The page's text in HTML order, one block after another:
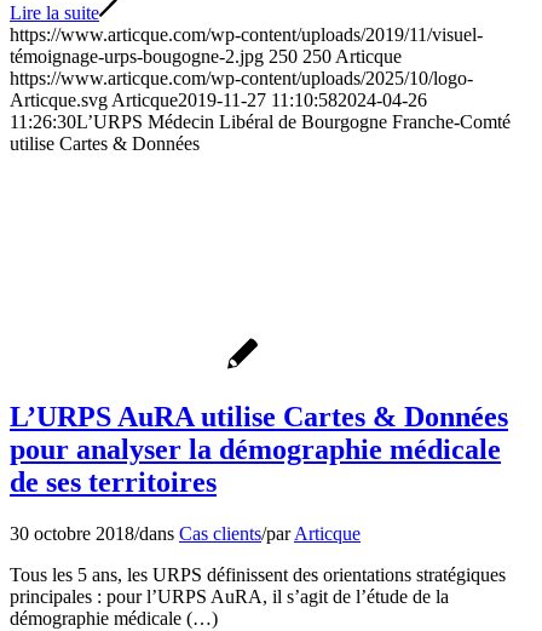
Lire la suite
https://www.articque.com/wp-content/uploads/2019/11/visuel-
témoignage-urps-bougogne-2.jpg 250 250 Articque
https://www.articque.com/wp-content/uploads/2025/10/logo-
Articque.svg Articque2019-11-27 11:10:582024-04-26
11:26:30L’URPS Médecin Libéral de Bourgogne Franche-Comté
utilise Cartes & Données
L’URPS AuRA utilise Cartes & Données
pour analyser la démographie médicale
de ses territoires
30 octobre 2018/dans Cas clients/parArticque
Tous les 5 ans, les URPS définissent des orientations stratégiques
principales : pour l’URPS AuRA, il s’agit de l’étude de la
démographie médicale (…)